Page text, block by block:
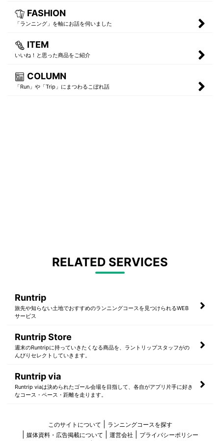
FASHION
「ランニング」を軸にお話を伺いました
ITEM
いいね！と思った商品をご紹介
COLUMN
「Run」や「Trip」にまつわるこぼれ話
RELATED SERVICES
Runtrip
旅先や知らない土地でおすすめのランニングコースを見つけられるWEB
サービス
Runtrip Store
週末のRuntripに持っていきたくなる商品を、ラントリップスタッフがの
んびりセレクトしていきます。
Runtrip via
Runtrip viaは決められたゴール会場を目指して、各自がアプリ片手に好き
なコース・ペース・距離を走ります。
このサイトについて
ランニングコースを探す
媒体資料・広告掲載について
運営会社 プライバシーポリシー